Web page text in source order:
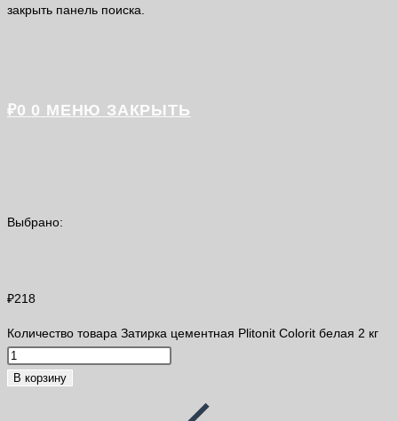
закрыть панель поиска.
₽0 0 МЕНЮ ЗАКРЫТЬ
Выбрано:
₽218
Количество товара Затирка цементная Plitonit Colorit белая 2 кг
В корзину